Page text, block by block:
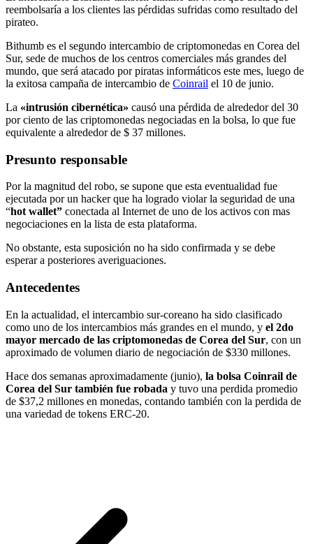
reembolsaría a los clientes las pérdidas sufridas como resultado del
pirateo.
Bithumb es el segundo intercambio de criptomonedas en Corea del
Sur, sede de muchos de los centros comerciales más grandes del
mundo, que será atacado por piratas informáticos este mes, luego de
la exitosa campaña de intercambio de Coinrail el 10 de junio.
La «intrusión cibernética» causó una pérdida de alrededor del 30
por ciento de las criptomonedas negociadas en la bolsa, lo que fue
equivalente a alrededor de $ 37 millones.
Presunto responsable
Por la magnitud del robo, se supone que esta eventualidad fue
ejecutada por un hacker que ha logrado violar la seguridad de una
“hot wallet” conectada al Internet de uno de los activos con mas
negociaciones en la lista de esta plataforma.
No obstante, esta suposición no ha sido confirmada y se debe
esperar a posteriores averiguaciones.
Antecedentes
En la actualidad, el intercambio sur-coreano ha sido clasificado
como uno de los intercambios más grandes en el mundo, y el 2do
mayor mercado de las criptomonedas de Corea del Sur, con un
aproximado de volumen diario de negociación de $330 millones.
Hace dos semanas aproximadamente (junio), la bolsa Coinrail de
Corea del Sur también fue robada y tuvo una perdida promedio
de $37,2 millones en monedas, contando también con la perdida de
una variedad de tokens ERC-20.